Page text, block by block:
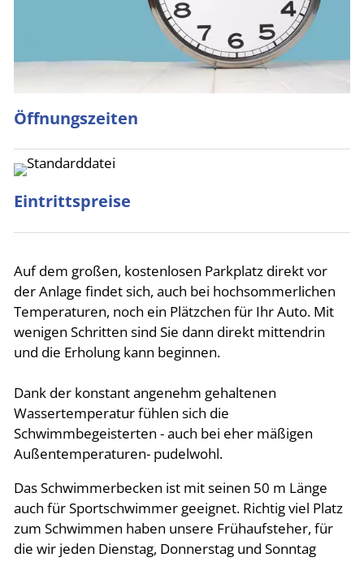
Öffnungszeiten
Eintrittspreise
Auf dem großen, kostenlosen Parkplatz direkt vor
der Anlage findet sich, auch bei hochsommerlichen
Temperaturen, noch ein Plätzchen für Ihr Auto. Mit
wenigen Schritten sind Sie dann direkt mittendrin
und die Erholung kann beginnen.
Dank der konstant angenehm gehaltenen
Wassertemperatur fühlen sich die
Schwimmbegeisterten - auch bei eher mäßigen
Außentemperaturen- pudelwohl.
Das Schwimmerbecken ist mit seinen 50 m Länge
auch für Sportschwimmer geeignet. Richtig viel Platz
zum Schwimmen haben unsere Frühaufsteher, für
die wir jeden Dienstag, Donnerstag und Sonntag